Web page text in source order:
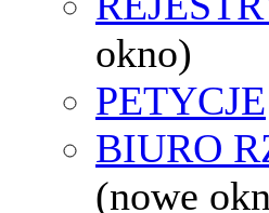
okno)
PETYCJE
BIURO
(nowe